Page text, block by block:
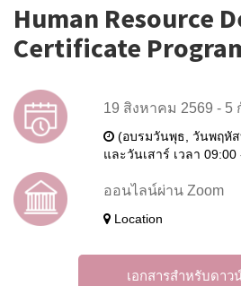
Human Resource
Certificate
19 สิงหาคม 2569 - 5
(อบรมวันพุธ, วันพฤหัส
และวันเสาร์ เวลา
ออนไลน์ผ่าน Zoom
Location
เอกสารสำหรับดาว